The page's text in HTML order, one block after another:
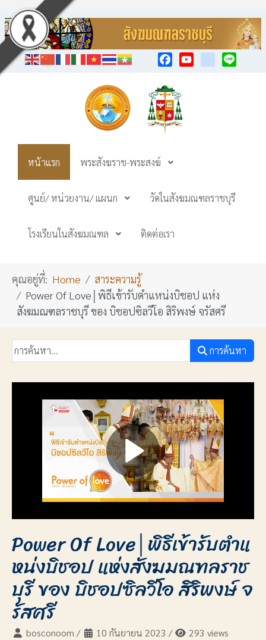
หน้าแรก พระสังฆราช-พระสงฆ์
ศูนย์/ หน่วยงาน/ แผนก วัดในสังฆมณฑลราชบุรี
โรงเรียนในสังฆมณฑล ติดต่อเรา
คุณอยู่ที่: Home
สาระความรู้
Power Of Love│พิธีเข้ารับตำแหน่งบิชอป แห่ง
สังฆมณฑลราชบุรี ของ บิชอปซิลวีโอ สิริพงษ์ จรัสศรี
การค้นหา
Power Of Love│พิธีเข้ารับตำแ
หน่งบิชอป แห่งสังฆมณฑลราช
บุรี ของ บิชอปซิลวีโอ สิริพงษ์ จ
รัสศรี
bosconoom / 10 กันยายน 2023 /
293 views